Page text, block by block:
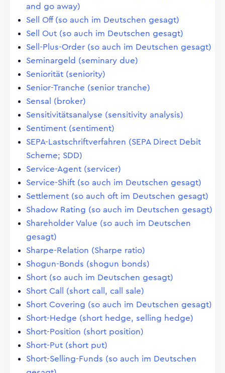
and go away)
Sell Off (so auch im Deutschen gesagt)
Sell Out (so auch im Deutschen gesagt)
Sell-Plus-Order (so auch im Deutschen gesagt)
Seminargeld (seminary due)
Seniorität (seniority)
Senior-Tranche (senior tranche)
Sensal (broker)
Sensitivitätsanalyse (sensitivity analysis)
Sentiment (sentiment)
SEPA-Lastschriftverfahren (SEPA Direct Debit
Scheme; SDD)
Service-Agent (servicer)
Service-Shift (so auch im Deutschen gesagt)
Settlement (so auch oft im Deutschen gesagt)
Shadow Rating (so auch im Deutschen gesagt)
Shareholder Value (so auch im Deutschen
gesagt)
Sharpe-Relation (Sharpe ratio)
Shogun-Bonds (shogun bonds)
Short (so auch im Deutschen gesagt)
Short Call (short call, call sale)
Short Covering (so auch im Deutschen gesagt)
Short-Hedge (short hedge, selling hedge)
Short-Position (short position)
Short-Put (short put)
Short-Selling-Funds (so auch im Deutschen